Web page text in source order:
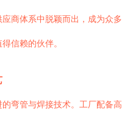
商体系中脱颖而出，成为众多
信赖的伙伴。
弯管与焊接技术。工厂配备高